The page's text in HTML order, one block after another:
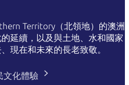
Territory（北領地）的澳洲
延續，以及與土地、水和國家
現在和未來的長老致敬。
文化體驗